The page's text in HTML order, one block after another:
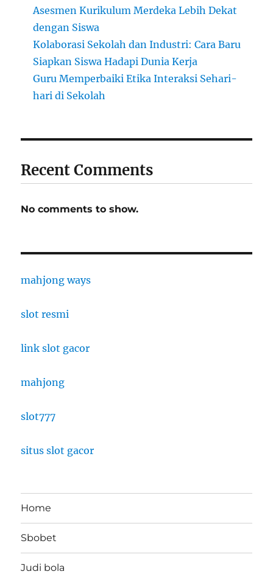
Asesmen Kurikulum Merdeka Lebih Dekat
dengan Siswa
Kolaborasi Sekolah dan Industri: Cara Baru
Siapkan Siswa Hadapi Dunia Kerja
Guru Memperbaiki Etika Interaksi Sehari-
hari di Sekolah
Recent Comments
No comments to show.
mahjong ways
slot resmi
link slot gacor
mahjong
slot777
situs slot gacor
Home
Sbobet
Judi bola